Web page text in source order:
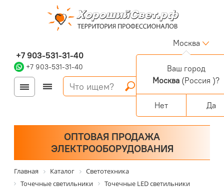
+7 903-531-31-40
+7 903-531-31-40
Москва
Войти
Регистрация
Корзина
0 позиций
Персональный раздел
ОПТОВАЯ ПРОДАЖА
ЭЛЕКТРООБОРУДОВАНИЯ
Главная Каталог
Светотехника
Точечные светильники
Точечные LED светильники
Ваш город
Москва (Россия )?
Нет Да